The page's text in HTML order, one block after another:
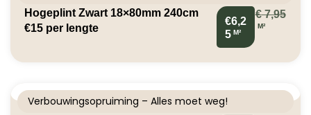
Hogeplint Zwart 18×80mm 240cm
€15 per lengte
€6,2
5 M²
€7,95
M²
Verbouwingsopruiming – Alles moet weg!